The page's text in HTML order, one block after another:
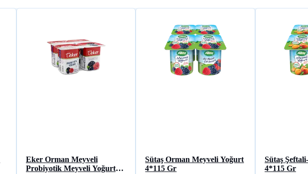
Eker Orman Meyveli
Probiyotik Meyveli Yoğurt
Sütaş Orman Meyveli Yoğurt
4*115 Gr
Sütaş
4*115 Gr